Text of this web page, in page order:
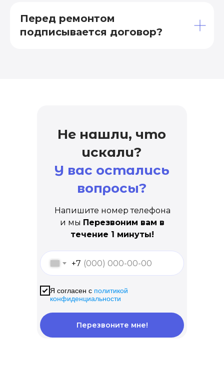
Перед ремонтом
подписывается договор?
Не нашли, что
искали?
У вас остались
вопросы?
+7
Я согласен с политикой
конфиденциальности
Перезвоните мне!
Напишите номер телефона
и мы Перезвоним вам в
течение 1 минуты!